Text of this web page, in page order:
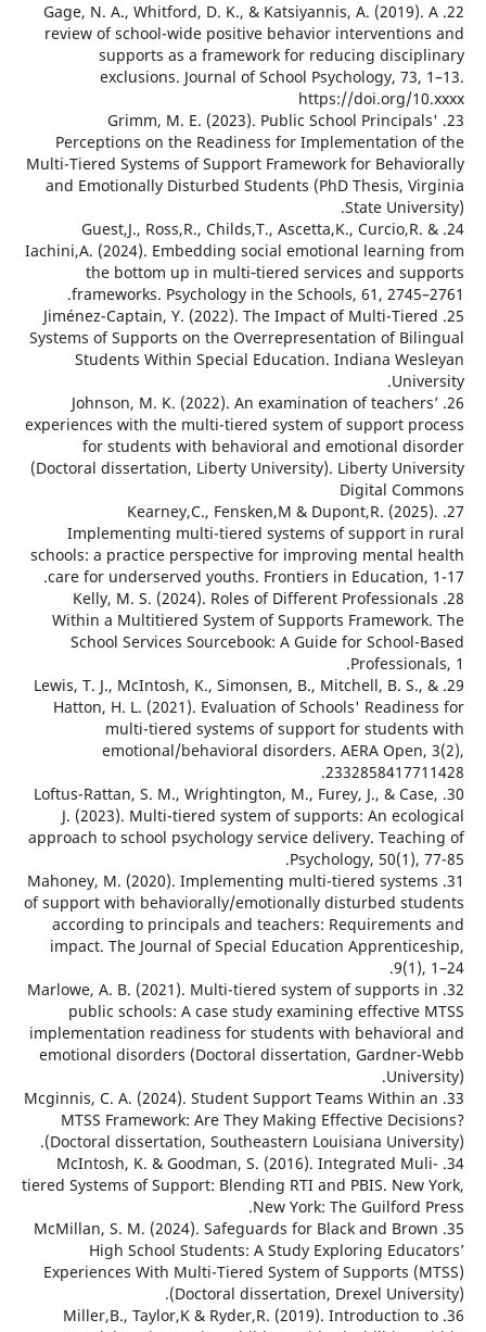
22. Gage, N. A., Whitford, D. K., & Katsiyannis, A.
review of school-wide positive behavior
supports as a framework for reducing
exclusions. Journal of School Psychology,
https://doi.org/
23. Grimm, M. E. (2023). Public School
Perceptions on the Readiness for
Multi-Tiered Systems of Support Framework for
and Emotionally Disturbed Students (PhD Thesis,
State
24. Guest,J., Ross,R., Childs,T., Ascetta,K.,
Iachini,A. (2024). Embedding social emotional
the bottom up in multi‐tiered services and
frameworks. Psychology in the Schools, 61,
25. Jiménez-Captain, Y. (2022). The Impact of Multi-
Systems of Supports on the Overrepresentation of
Students Within Special Education. Indiana
26. Johnson, M. K. (2022). An examination of
experiences with the multi-tiered system of support
for students with behavioral and emotional
(Doctoral dissertation, Liberty University). Liberty
Digital
27. Kearney,C., Fensken,M & Dupont,R.
Implementing multi-tiered systems of support
schools: a practice perspective for improving mental
care for underserved youths. Frontiers in
28. Kelly, M. S. (2024). Roles of Different
Within a Multitiered System of Supports
School Services Sourcebook: A Guide for
29. Lewis, T. J., McIntosh, K., Simonsen, B., Mitchell, B.
Hatton, H. L. (2021). Evaluation of Schools'
multi-tiered systems of support for
emotional/behavioral disorders. AERA
30. Loftus-Rattan, S. M., Wrightington, M., Furey, J., &
J. (2023). Multi-tiered system of supports: An
approach to school psychology service delivery.
Psychology, 50(1),
31. Mahoney, M. (2020). Implementing multi-tiered
of support with behaviorally/emotionally disturbed
according to principals and teachers:
impact. The Journal of Special Education
32. Marlowe, A. B. (2021). Multi-tiered system of
public schools: A case study examining effective
implementation readiness for students with
emotional disorders (Doctoral dissertation,
33. Mcginnis, C. A. (2024). Student Support Teams Within
MTSS Framework: Are They Making Effective
(Doctoral dissertation, Southeastern Louisiana
34. McIntosh, K. & Goodman, S. (2016). Integrated
tiered Systems of Support: Blending RTI and PBIS.
New York: The Guilford
35. McMillan, S. M. (2024). Safeguards for Black and
High School Students: A Study Exploring
Experiences With Multi-Tiered System of Supports
(Doctoral dissertation, Drexel
36. Miller,B., Taylor,K & Ryder,R. (2019).